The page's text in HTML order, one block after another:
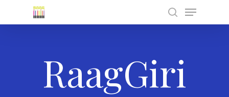
search
Menu
RaagGiri